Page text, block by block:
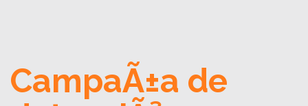
CampaÃ±a de